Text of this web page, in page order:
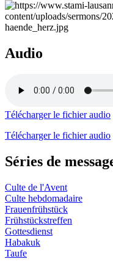
Audio
Télécharger le fichier audio
Télécharger le fichier audio
Séries de
Culte de l'Avent
Culte hebdomadaire
Frauenfrühstück
Frühstückstreffen
Gottesdienst
Habakuk
Taufe